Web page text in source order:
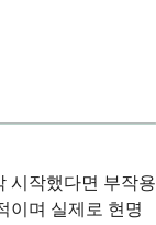
시작했다면 부작용
이며 실제로 현명